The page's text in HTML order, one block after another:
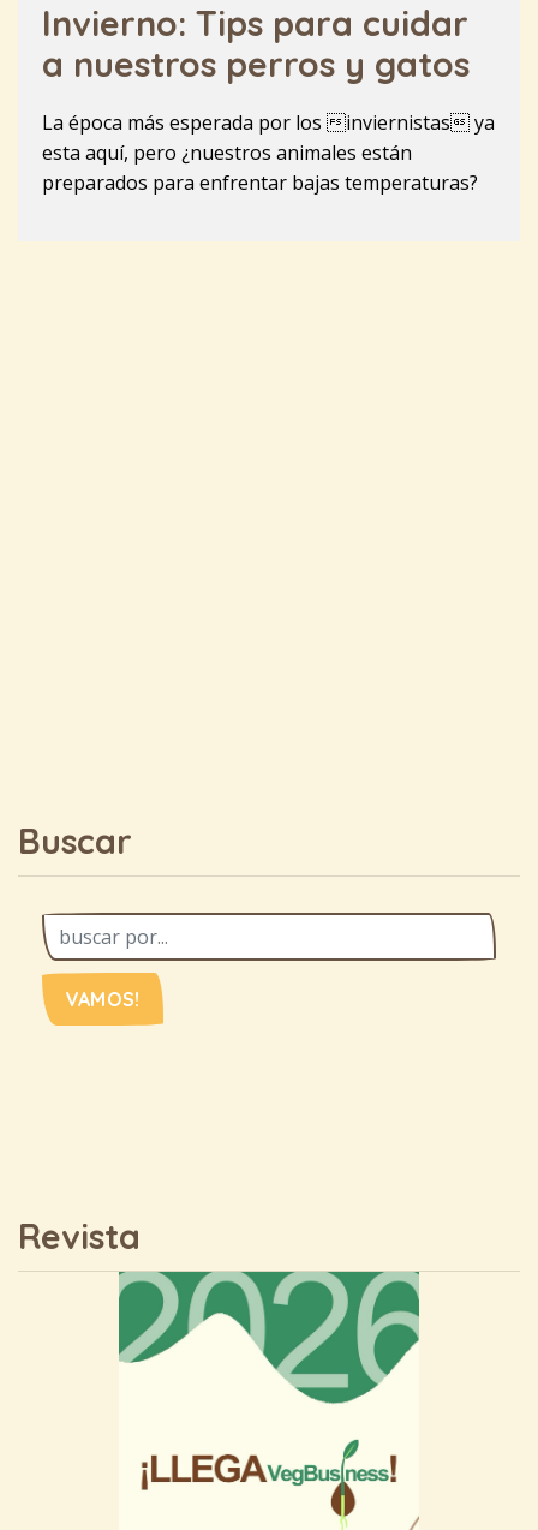
Invierno: Tips para cuidar
a nuestros perros y gatos
La época más esperada por los inviernistas ya
esta aquí, pero ¿nuestros animales están
preparados para enfrentar bajas temperaturas?
Buscar
VAMOS!
Revista